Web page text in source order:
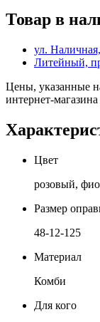
Товар в
ул.
Литейный,
Цены, указанные
интернет-магазина
Цвет
розовый,
Размер
48-12-125
Материал
Комби
Для кого